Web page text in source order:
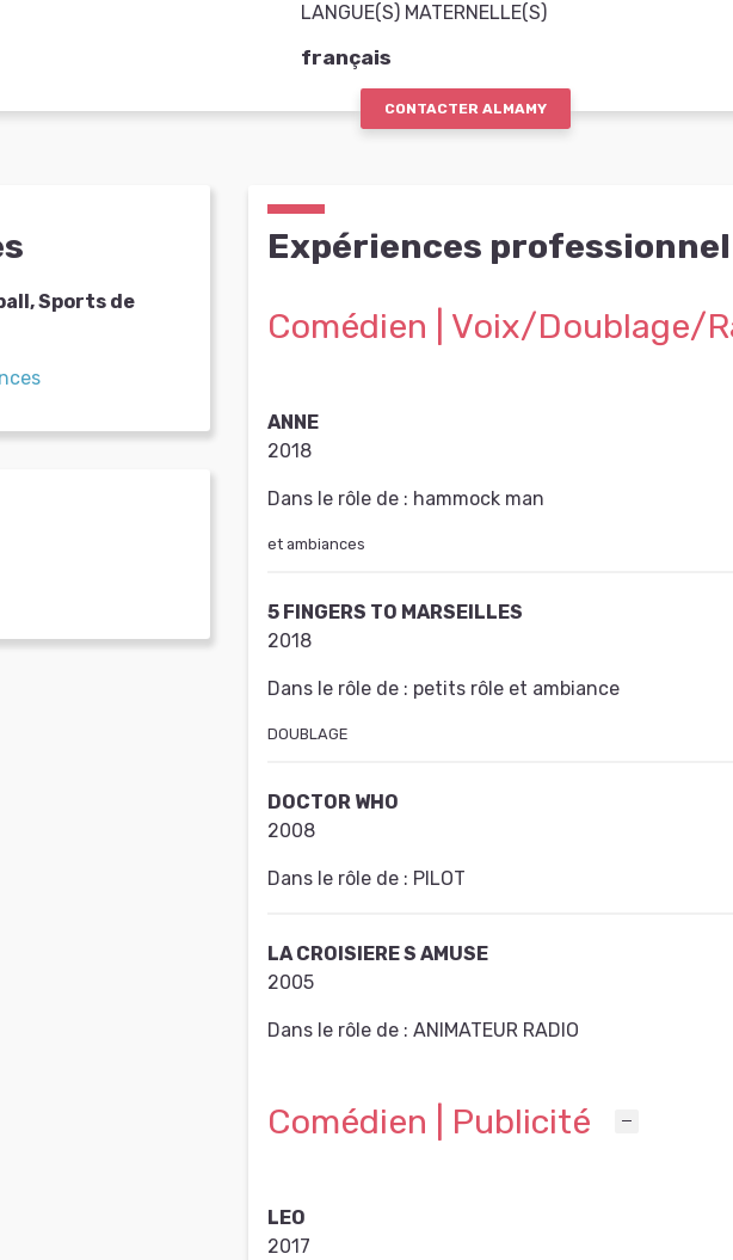
LANGUE(S) MATERNELLE(S)
français
CONTACTER ALMAMY
Sports de
Expériences
Comédien | Voix/Doublage/
ANNE
2018
Dans le rôle de : hammock man
et ambiances
5 FINGERS TO MARSEILLES
2018
Dans le rôle de : petits rôle et ambiance
DOUBLAGE
DOCTOR WHO
2008
Dans le rôle de : PILOT
LA CROISIERE S AMUSE
2005
Dans le rôle de : ANIMATEUR RADIO
Comédien | Publicité
LEO
2017